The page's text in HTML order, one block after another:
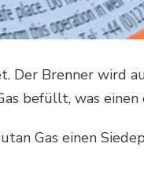
Brenner wird
befüllt, was
Gas einen